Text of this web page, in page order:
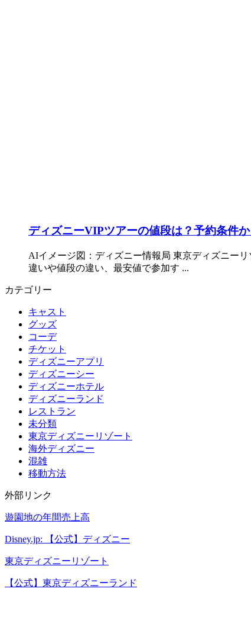
ディズニーVIPツアーの値段は？予約条件
AIイメージ図：ディズニー情報局 東京ディズニー
違いや値段の違い、最安値で参加す ...
カテゴリー
キャスト
グッズ
コーデ
チケット
ディズニーアプリ
ディズニーシー
ディズニーホテル
ディズニーランド
レストラン
未分類
東京ディズニーリゾート
海外ディズニー
混雑
移動方法
外部リンク
遊園地の年間売上高
Disney.jp: 【公式】ディズニー
東京ディズニーリゾート
【公式】東京ディズニーランド